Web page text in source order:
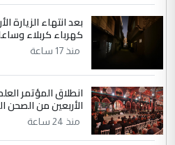
بعد انتهاء الزيارة
كهرباء كربلاء
منذ 17 ساعة
انطلاق المؤتمر
الأربعين من
منذ 24 ساعة